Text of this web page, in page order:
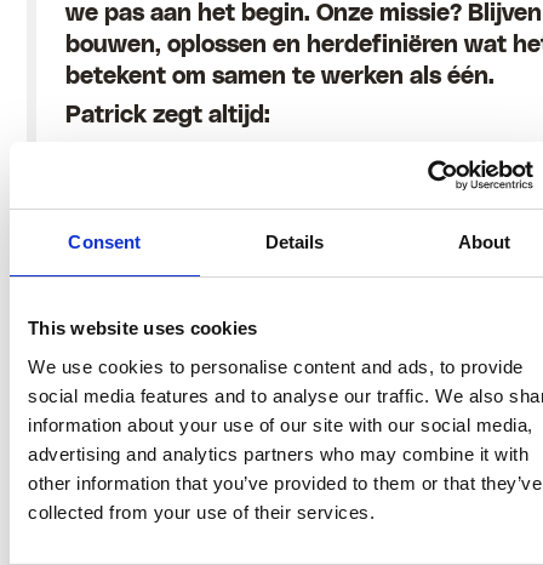
Consent Details About
This website uses cookies
We use cookies to personalise content and ads, to provide
social media features and to analyse our traffic. We also
information about your use of our site with our social media,
advertising and analytics partners who may combine it with
other information that you’ve provided to them or that they’ve
collected from your use of their services.
we pas aan het begin. Onze missie? Blijven
bouwen, oplossen en herdefiniëren wat
betekent om samen te werken als één.
Patrick zegt altijd:
“Het is een
marathon, geen
sprint,”